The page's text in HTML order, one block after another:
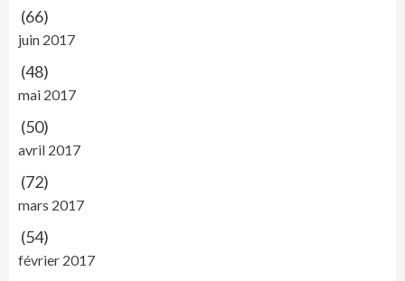
(66)
juin 2017
(48)
mai 2017
(50)
avril 2017
(72)
mars 2017
(54)
février 2017